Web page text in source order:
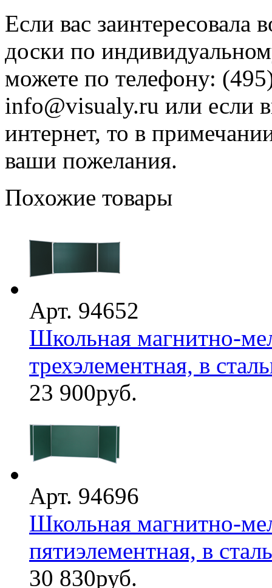
Если вас заинтересовала
доски по
можете по телефону:
info@visualy.ru или если
интернет, то в
ваши пожелания.
Похожие товары
Арт. 94652
Школьная магнитно-
трехэлементная, в
23 900руб.
Арт. 94696
Школьная магнитно-
пятиэлементная, в
30 830руб.